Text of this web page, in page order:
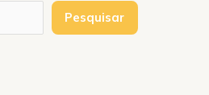
Pesquisar